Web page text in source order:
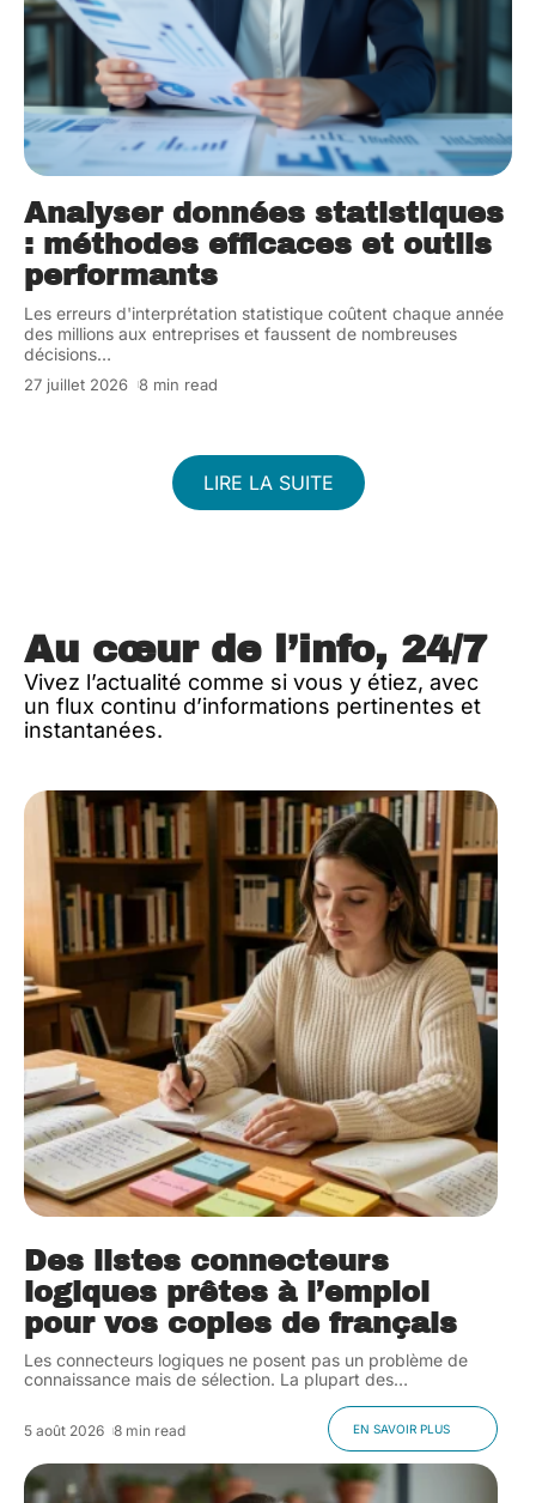
Analyser données statistiques
: méthodes efficaces et outils
performants
Les erreurs d'interprétation statistique coûtent chaque année
des millions aux entreprises et faussent de nombreuses
décisions…
27 juillet 2026 8 min read
LIRE LA SUITE
Au cœur de l’info, 24/7
Vivez l’actualité comme si vous y étiez, avec
un flux continu d’informations pertinentes et
instantanées.
Des listes connecteurs
logiques prêtes à l’emploi
pour vos copies de français
Les connecteurs logiques ne posent pas un problème de
connaissance mais de sélection. La plupart des…
5 août 2026 8 min read EN SAVOIR PLUS